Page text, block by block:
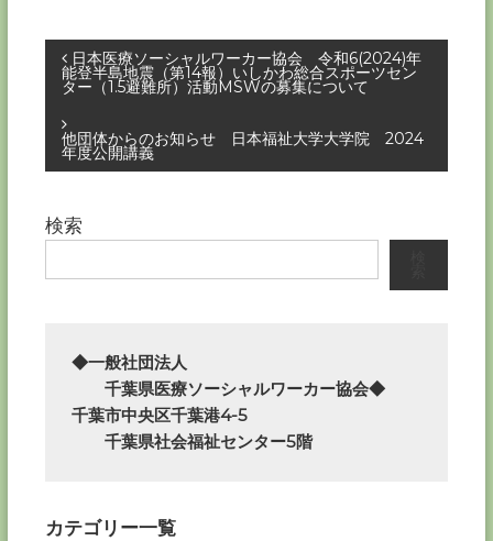
投
稿
ナ
ビ
シ
ョ
日本医療ソーシャルワーカー協会 令和6(2024)年
能登半島地震（第14報）いしかわ総合スポーツセン
ター（1.5避難所）活動MSWの募集について
他団体からのお知らせ 日本福祉大学大学院 2024
年度公開講義
検索
◆一般社団法人
千葉県医療ソーシャルワーカー協会◆
千葉市中央区千葉港4-5
千葉県社会福祉センター5階
カテゴリー一覧